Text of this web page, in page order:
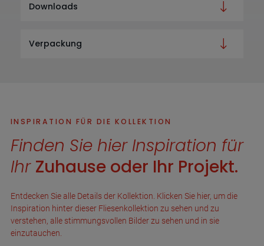
Downloads
Verpackung
INSPIRATION FÜR DIE KOLLEKTION
Finden Sie hier Inspiration für
Ihr Zuhause oder Ihr Projekt.
Entdecken Sie alle Details der Kollektion. Klicken Sie hier, um die
Inspiration hinter dieser Fliesenkollektion zu sehen und zu
verstehen, alle stimmungsvollen Bilder zu sehen und in sie
einzutauchen.